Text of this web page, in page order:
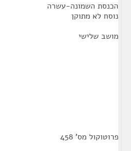
הכנסת השמונה-עשרה
נוסח לא מתוקן
מושב שלישי
פרוטוקול מס' 458